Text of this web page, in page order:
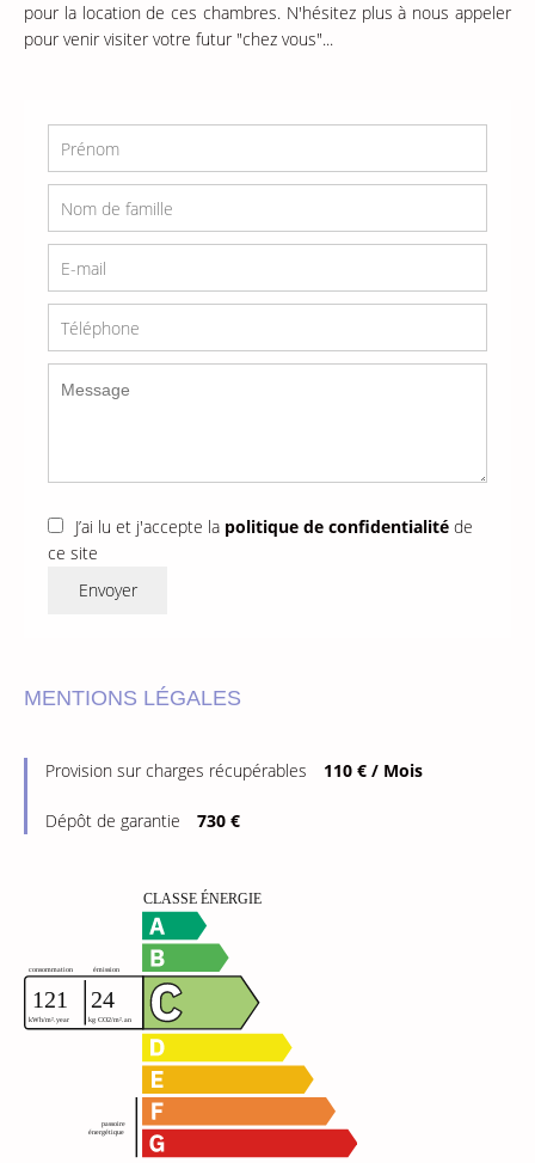
pour la location de ces chambres. N'hésitez plus à nous appeler
pour venir visiter votre futur "chez vous"...
J’ai lu et j'accepte la politique de confidentialité de
ce site
Envoyer
MENTIONS LÉGALES
Provision sur charges récupérables 110 € / Mois
Dépôt de garantie 730 €